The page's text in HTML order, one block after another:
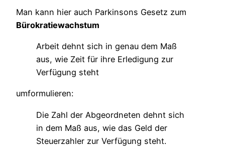
Man kann hier auch Parkinsons Gesetz zum
Bürokratiewachstum
Arbeit dehnt sich in genau dem Maß
aus, wie Zeit für ihre Erledigung zur
Verfügung steht
umformulieren:
Die Zahl der Abgeordneten dehnt sich
in dem Maß aus, wie das Geld der
Steuerzahler zur Verfügung steht.